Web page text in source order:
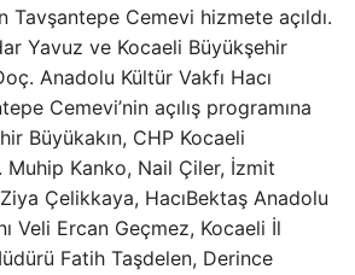
Tavşantepe Cemevi hizmete açıldı.
Yavuz ve Kocaeli Büyükşehir
Anadolu Kültür Vakfı Hacı
Cemevi’nin açılış programına
Büyükakın, CHP Kocaeli
Kanko, Nail Çiler, İzmit
Çelikkaya, HacıBektaş Anadolu
Veli Ercan Geçmez, Kocaeli İl
Fatih Taşdelen, Derince